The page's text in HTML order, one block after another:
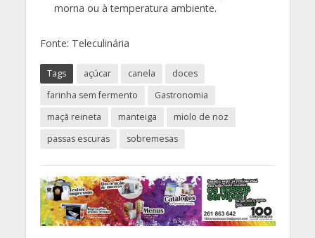
morna ou à temperatura ambiente.
Fonte: Teleculinária
Tags açúcar canela
doces
farinha sem fermento
Gastronomia
maçã reineta
manteiga
miolo de noz
passas escuras
sobremesas